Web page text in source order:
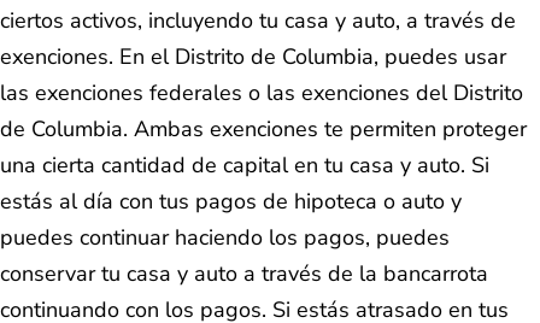
ciertos activos, incluyendo tu casa y auto, a través de
exenciones. En el Distrito de Columbia, puedes usar
las exenciones federales o las exenciones del Distrito
de Columbia. Ambas exenciones te permiten proteger
una cierta cantidad de capital en tu casa y auto. Si
estás al día con tus pagos de hipoteca o auto y
puedes continuar haciendo los pagos, puedes
conservar tu casa y auto a través de la bancarrota
continuando con los pagos. Si estás atrasado en tus